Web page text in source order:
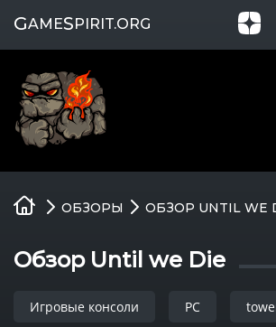
GAMESPIRIT.ORG
Игры
Компании
ОБЗОРЫ ОБЗОР UNTIL WE
Обзор Until we Die
Игровые консоли PC